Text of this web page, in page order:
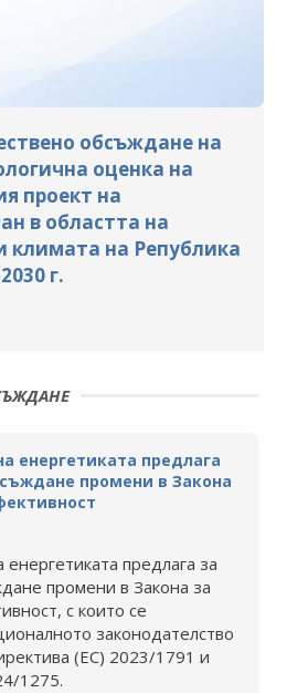
обсъждане на
оценка на
проект на
в областта на
климата на Република
г.
енергетиката предлага
промени в Закона
предлага за
промени в Закона за
с които се
законодателство
(ЕС) 2023/1791 и
1275.